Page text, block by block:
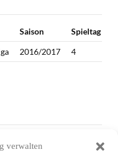
verwalten
Saison
Spieltag
2016/2017 4
2. Periode
Endergebnis